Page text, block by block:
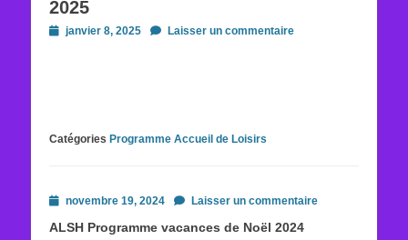
2025
Postedjanvier 8, 2025 Laisser un commentaire
Catégories Programme Accueil de Loisirs
Postednovembre 19, 2024 Laisser un commentaire
ALSH Programme vacances de Noël 2024